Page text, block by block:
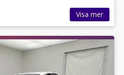
Visa mer